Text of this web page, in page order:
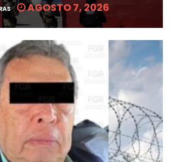
AGOSTO 7, 2026